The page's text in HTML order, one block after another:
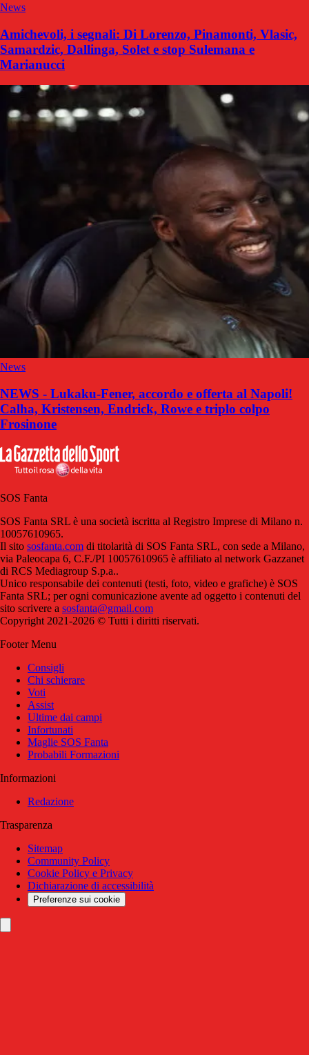
News
Amichevoli, i segnali: Di Lorenzo, Pinamonti, Vlasic,
Samardzic, Dallinga, Solet e stop Sulemana e
Marianucci
News
NEWS - Lukaku-Fener, accordo e offerta al Napoli!
Calha, Kristensen, Endrick, Rowe e triplo colpo
Frosinone
SOS Fanta
SOS Fanta SRL è una società iscritta al Registro Imprese di Milano n.
10057610965.
Il sito sosfanta.com di titolarità di SOS Fanta SRL, con sede a Milano,
via Paleocapa 6, C.F./PI 10057610965 è affiliato al network Gazzanet
di RCS Mediagroup S.p.a..
Unico responsabile dei contenuti (testi, foto, video e grafiche) è SOS
Fanta SRL; per ogni comunicazione avente ad oggetto i contenuti del
sito scrivere a sosfanta@gmail.com
Copyright 2021-2026 © Tutti i diritti riservati.
Footer Menu
Consigli
Chi schierare
Voti
Assist
Ultime dai campi
Infortunati
Maglie SOS Fanta
Probabili Formazioni
Informazioni
Redazione
Trasparenza
Sitemap
Community Policy
Cookie Policy e Privacy
Dichiarazione di accessibilità
Preferenze sui cookie